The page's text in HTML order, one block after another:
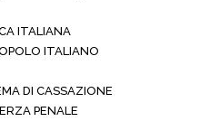
ITALIANA
ITALIANO
DI CASSAZIONE
PENALE